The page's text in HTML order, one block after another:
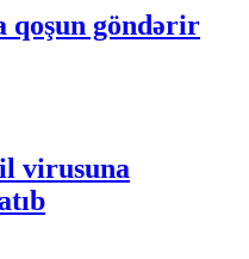
qoşun göndərir
virusuna